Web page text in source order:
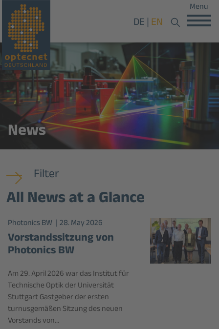
DE EN
Menu
News
Filter
All News at a Glance
Photonics BW 28. May 2026
Vorstandssitzung von
Photonics BW
Am 29. April 2026 war das Institut für
Technische Optik der Universität
Stuttgart Gastgeber der ersten
turnusgemäßen Sitzung des neuen
Vorstands von…